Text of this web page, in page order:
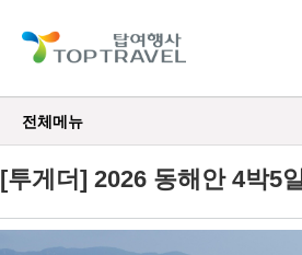
전체메뉴
[투게더] 2026 동해안 4박5일